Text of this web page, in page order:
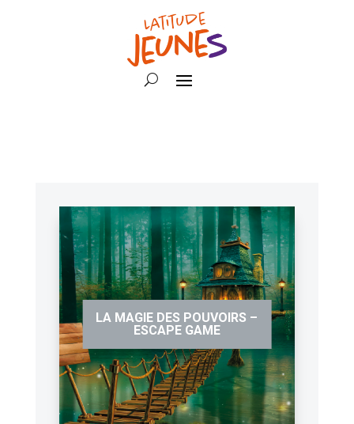
LA MAGIE DES POUVOIRS –
ESCAPE GAME